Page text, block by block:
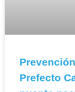
Prefecto